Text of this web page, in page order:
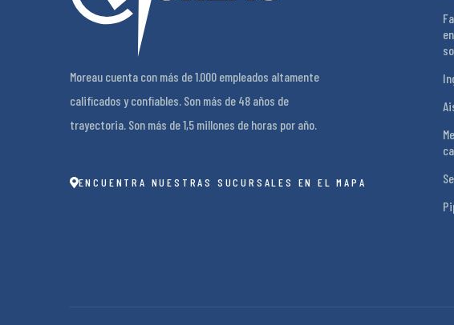
Moreau cuenta con más de 1.000 empleados altamente
calificados y confiables. Son más de 48 años de
trayectoria. Son más de 1,5 millones de horas por año.
ENCUENTRA NUESTRAS SUCURSALES EN EL MAPA